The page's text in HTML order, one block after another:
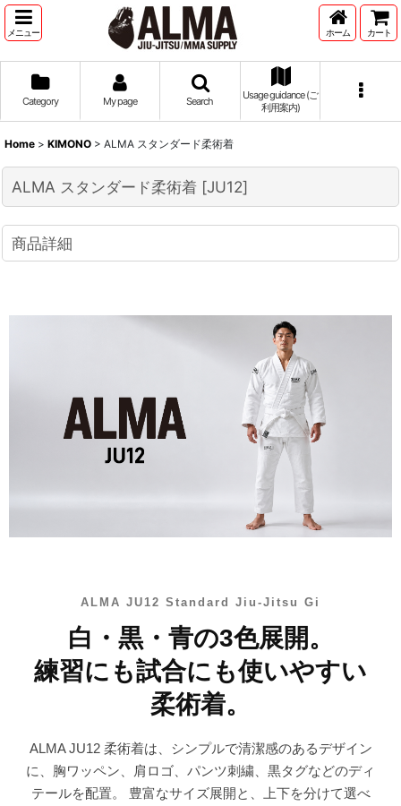
メニュー ホーム カート
Category My page Search
Usage guidance (ご
利用案内)
Home > KIMONO > ALMA スタンダード柔術着
ALMA スタンダード柔術着 [JU12]
商品詳細
ALMA JU12 Standard Jiu-Jitsu Gi
白・黒・青の3色展開。
練習にも試合にも使いやすい
柔術着。
ALMA JU12 柔術着は、シンプルで清潔感のあるデザイン
に、胸ワッペン、肩ロゴ、パンツ刺繍、黒タグなどのディ
テールを配置。 豊富なサイズ展開と、上下を分けて選べ